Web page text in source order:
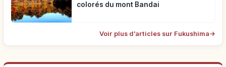
colorés du mont Bandai
Voir plus d'articles sur Fukushima→